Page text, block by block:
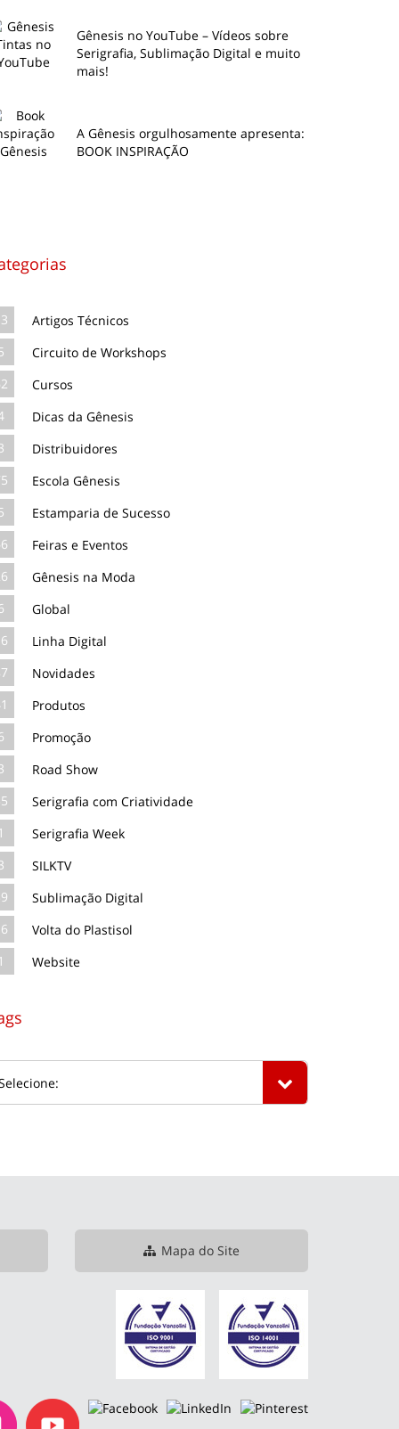
Gênesis no YouTube – Vídeos sobre
Serigrafia, Sublimação Digital e muito
mais!
A Gênesis orgulhosamente apresenta:
BOOK INSPIRAÇÃO
Artigos Técnicos
Circuito de Workshops
Cursos
Dicas da Gênesis
Distribuidores
Escola Gênesis
Estamparia de Sucesso
Feiras e Eventos
Gênesis na Moda
Global
Linha Digital
Novidades
Produtos
Promoção
Road Show
Serigrafia com Criatividade
Serigrafia Week
SILKTV
Sublimação Digital
Volta do Plastisol
Website
Mapa do Site